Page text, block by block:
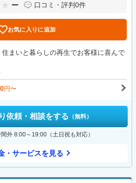
ー 口コミ・評判0件
お気に入りに追加
まいと暮らしの再生でお客様に喜んで
円〜
依頼・相談をする （無料）
外 8:00～19:00（土日祝も対応）
・サービスを見る